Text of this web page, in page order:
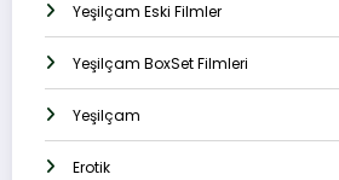
Yeşilçam Eski Filmler
Yeşilçam BoxSet Filmleri
Yeşilçam
Erotik